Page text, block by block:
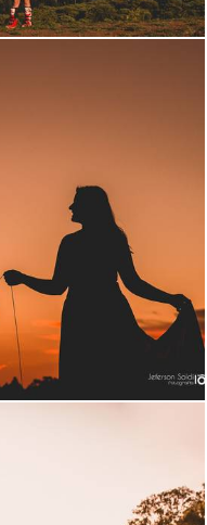
43